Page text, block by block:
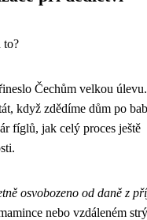
to?
Čechům velkou
když zdědíme dům po
fíglů, jak celý proces ještě
osvobozeno od daně z
nebo vzdáleném